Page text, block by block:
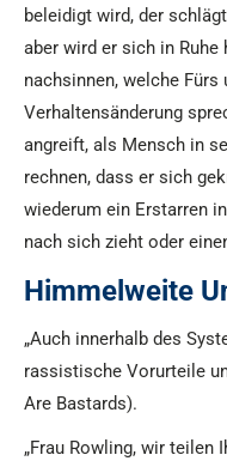
beleidigt wird, der
aber wird er sich in Ruhe
nachsinnen, welche
Verhaltensänderung
angreift, als Mensch in
rechnen, dass er sich
wiederum ein Erstarren
nach sich zieht oder
Himmelweite
„Auch innerhalb des
rassistische Vorurteile
Are Bastards).
„Frau Rowling, wir teilen